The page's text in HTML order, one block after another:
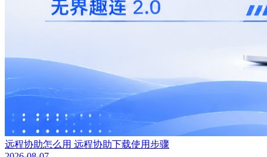
远程协助怎么用 远程协助下载使用步骤